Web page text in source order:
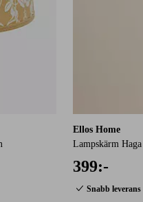
Ellos Home
Lampskärm Haga
399:-
Snabb leverans